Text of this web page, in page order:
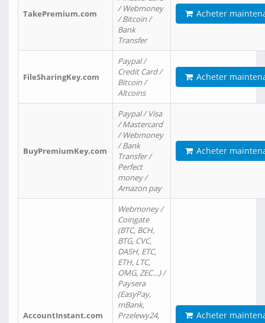
TakePremium.com
/ Webmoney
/ Bitcoin /
Bank
Transfer
Acheter
FileSharingKey.com
Paypal /
Credit Card /
Bitcoin /
Altcoins
Acheter
BuyPremiumKey.com
Paypal / Visa
/ Mastercard
/ Webmoney
/ Bank
Transfer /
Perfect
money /
Amazon pay
Acheter
AccountInstant.com
Webmoney /
Coingate
(BTC, BCH,
BTG, CVC,
DASH, ETC,
ETH, LTC,
OMG, ZEC…) /
Paysera
(EasyPay,
mBank,
Przelewy24,
Acheter